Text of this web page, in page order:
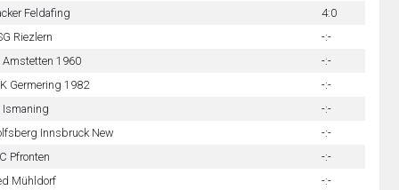
Feldafing
4:0
Riezlern
-:-
Amstetten 1960
-:-
Germering 1982
-:-
Ismaning
-:-
Innsbruck New
-:-
Pfronten
-:-
Mühldorf
-:-